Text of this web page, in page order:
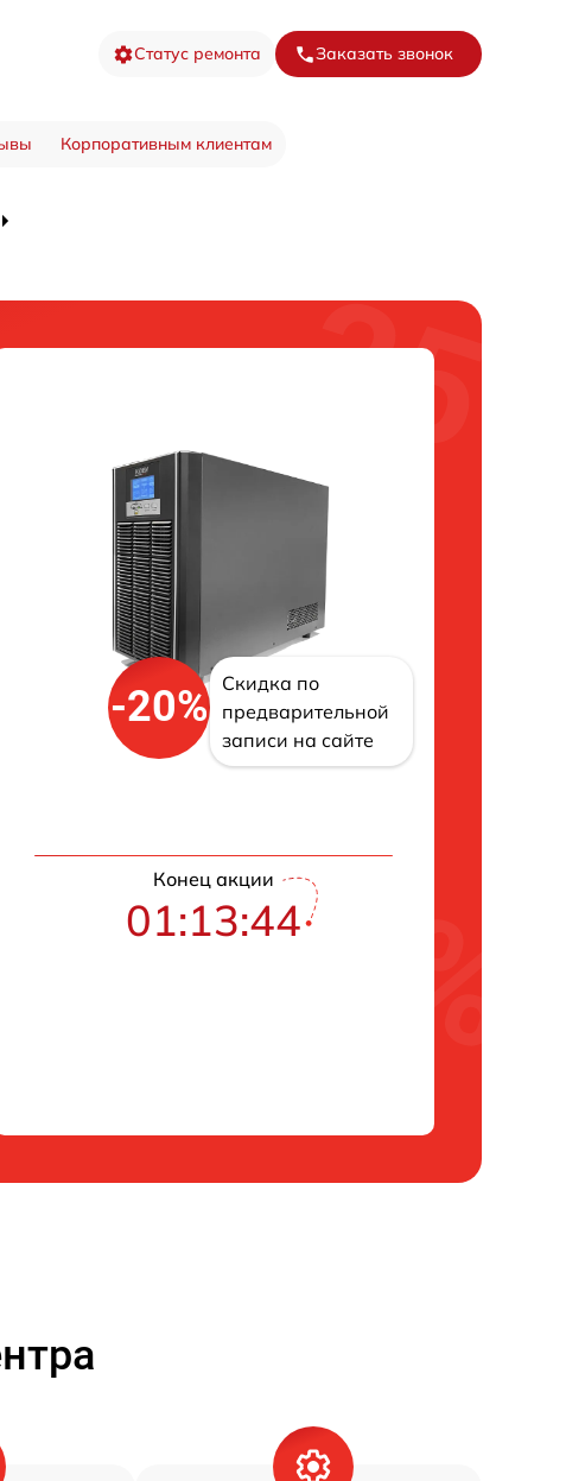
Статус ремонта Заказать звонок
Корпоративным клиентам
-20%
Скидка по
предварительной
записи на сайте
Конец акции
01:13:43